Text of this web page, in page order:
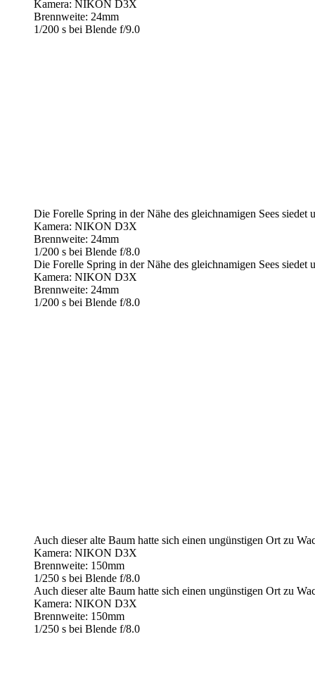
Kamera: NIKON D3X
Brennweite: 24mm
1/200 s bei Blende f/9.0
Die Forelle Spring in der Nähe des gleichnamigen Sees siedet
Kamera: NIKON D3X
Brennweite: 24mm
1/200 s bei Blende f/8.0
Die Forelle Spring in der Nähe des gleichnamigen Sees siedet
Kamera: NIKON D3X
Brennweite: 24mm
1/200 s bei Blende f/8.0
Auch dieser alte Baum hatte sich einen ungünstigen Ort zu
Kamera: NIKON D3X
Brennweite: 150mm
1/250 s bei Blende f/8.0
Auch dieser alte Baum hatte sich einen ungünstigen Ort zu
Kamera: NIKON D3X
Brennweite: 150mm
1/250 s bei Blende f/8.0